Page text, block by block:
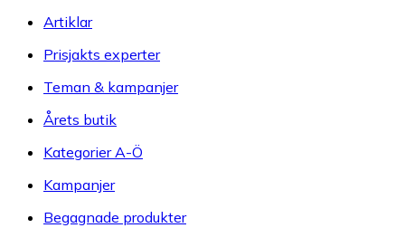
Artiklar
Prisjakts experter
Teman & kampanjer
Årets butik
Kategorier A-Ö
Kampanjer
Begagnade produkter